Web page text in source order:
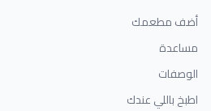
أضف مطعمك
مساعدة
الوصفات
اطبخ باللي عندك